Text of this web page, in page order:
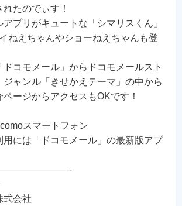
たのでぃす！
プリがキュートな「シマリスくん」
ねえちゃんやショーねえちゃんも登
ドコモメール」からドコモメールスト
ジャンル「きせかえテーマ」の中から
ージからアクセスもOKです！
スマートフォン
には「ドコモメール」の最新版アプ
会社